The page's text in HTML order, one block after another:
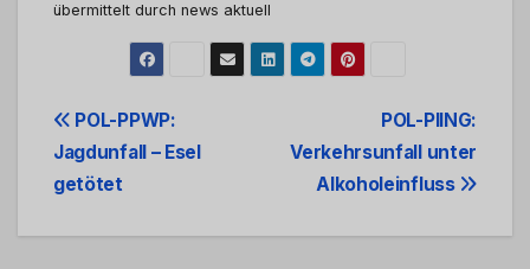
übermittelt durch news aktuell
Beitrags-
Navigation
POL-PIING:
Verkehrsunfall unter
Alkoholeinfluss
POL-PPWP:
Jagdunfall – Esel
getötet